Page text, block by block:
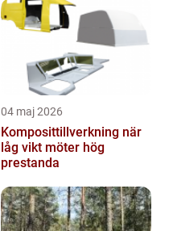
04 maj 2026
Komposittillverkning när
låg vikt möter hög
prestanda